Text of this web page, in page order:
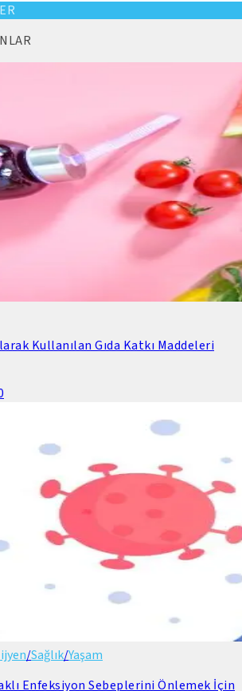
Kullanılan Gıda Katkı Maddeleri
/Sağlık/Yaşam
Enfeksiyon Sebeplerini Önlemek İçin